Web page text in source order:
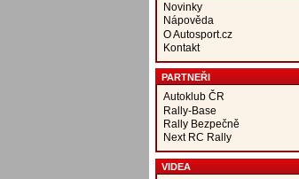
Novinky
Nápověda
O Autosport.cz
Kontakt
PARTNEŘI
Autoklub ČR
Rally-Base
Rally Bezpečně
Next RC Rally
VIDEA